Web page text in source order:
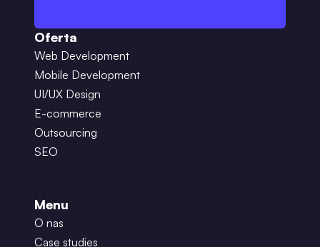
Oferta
Web Development
Mobile Development
UI/UX Design
E-commerce
Outsourcing
SEO
Menu
O nas
Case studies